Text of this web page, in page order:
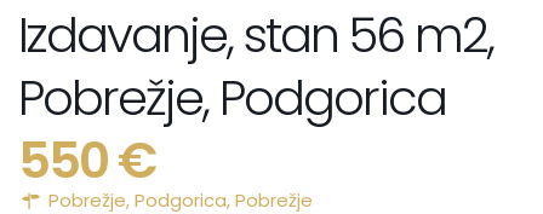
Izdavanje, stan 56 m2,
Pobrežje, Podgorica
550 €
Pobrežje,Podgorica,Pobrežje